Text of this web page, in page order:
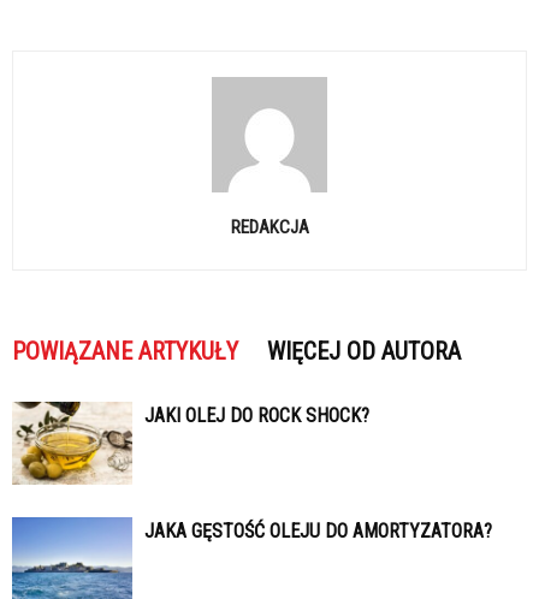
REDAKCJA
POWIĄZANE ARTYKUŁY WIĘCEJ OD AUTORA
JAKI OLEJ DO ROCK SHOCK?
JAKA GĘSTOŚĆ OLEJU DO AMORTYZATORA?